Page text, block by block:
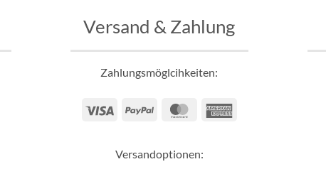
Versand & Zahlung
Zahlungsmöglcihkeiten:
Visa PayPal MasterCardAmerican
Versandoptionen: